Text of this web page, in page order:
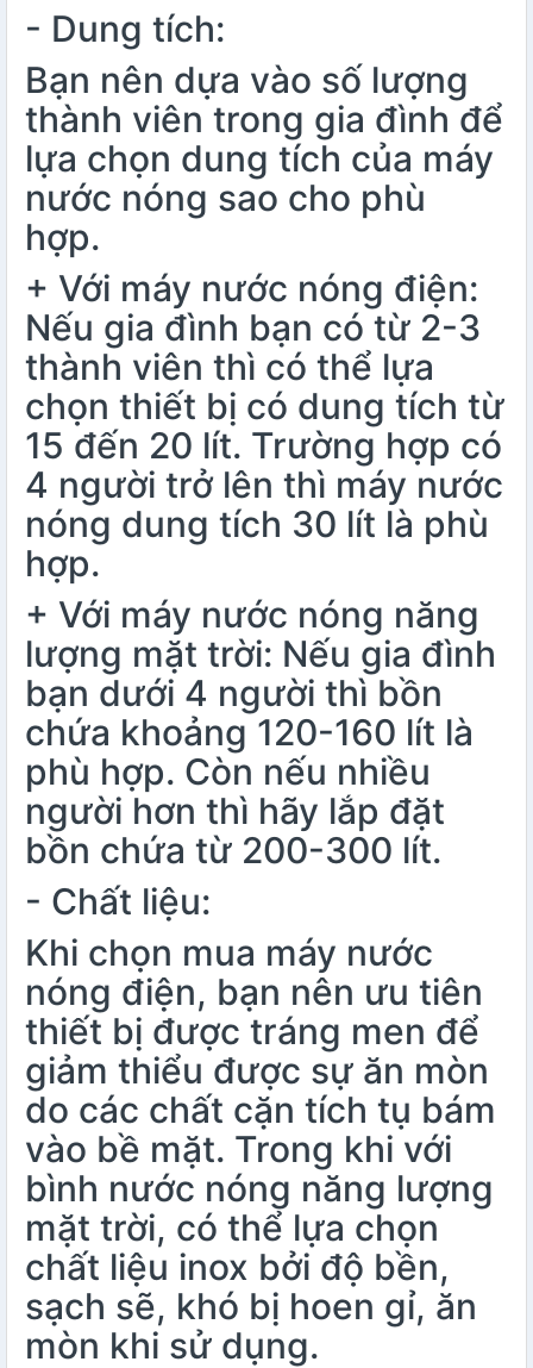
- Dung tích:
Bạn nên dựa vào số lượng
thành viên trong gia đình để
lựa chọn dung tích của máy
nước nóng sao cho phù
hợp.
+ Với máy nước nóng điện:
Nếu gia đình bạn có từ 2-3
thành viên thì có thể lựa
chọn thiết bị có dung tích từ
15 đến 20 lít. Trường hợp có
4 người trở lên thì máy nước
nóng dung tích 30 lít là phù
hợp.
+ Với máy nước nóng năng
lượng mặt trời: Nếu gia đình
bạn dưới 4 người thì bồn
chứa khoảng 120-160 lít là
phù hợp. Còn nếu nhiều
người hơn thì hãy lắp đặt
bồn chứa từ 200-300 lít.
- Chất liệu:
Khi chọn mua máy nước
nóng điện, bạn nên ưu tiên
thiết bị được tráng men để
giảm thiểu được sự ăn mòn
do các chất cặn tích tụ bám
vào bề mặt. Trong khi với
bình nước nóng năng lượng
mặt trời, có thể lựa chọn
chất liệu inox bởi độ bền,
sạch sẽ, khó bị hoen gỉ, ăn
mòn khi sử dụng.